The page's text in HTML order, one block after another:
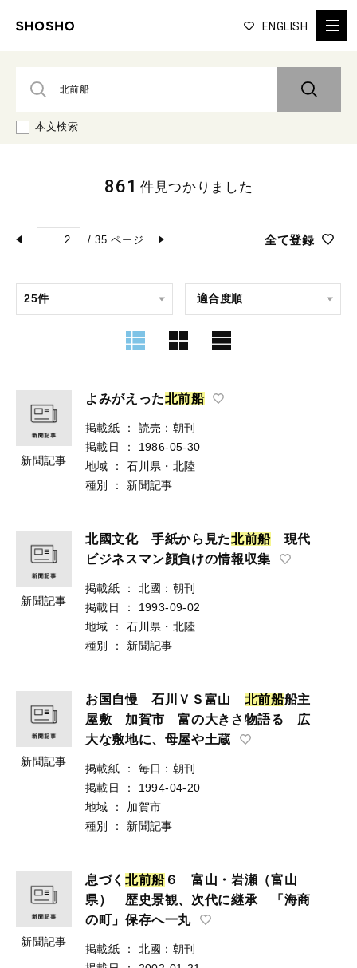
ENGLISH
本文検索
/ 35 ページ 全て登録
861 件見つかりました
新聞記事
よみがえった北前船
掲載紙 ：
読売：朝刊
掲載日
：
1986-05-30
地域
：
石川県・北陸
種別
： 新聞記事
新聞記事
北國文化 手紙から見た北前船現代
ビジネスマン顔負けの情報収集
掲載紙 ：
北國：朝刊
掲載日
：
1993-09-02
地域
：
石川県・北陸
種別
： 新聞記事
新聞記事
お国自慢 石川ＶＳ富山 北前船船主
屋敷 加賀市 富の大きさ物語る 広
大な敷地に、母屋や土蔵
掲載紙 ：
毎日：朝刊
掲載日
：
1994-04-20
地域
：
加賀市
種別
： 新聞記事
新聞記事
息づく 北前船６ 富山・岩瀬（富山
県） 歴史景観、次代に継承 「海商
の町」保存へ一丸
掲載紙 ：
北國：朝刊